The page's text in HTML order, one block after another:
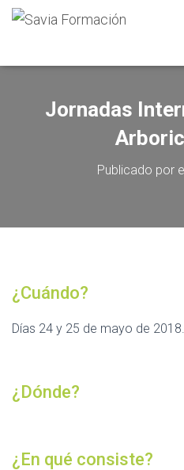
Jornadas
Publicado por
¿Cuándo?
Días 24 y 25 de mayo de 2018.
¿Dónde?
¿En qué consiste?